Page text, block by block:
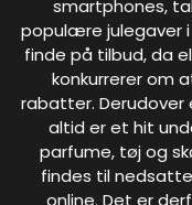
smartphones,
populære julegaver
finde på tilbud, da
konkurrerer om
rabatter. Derudover
altid er et hit
parfume, tøj og
findes til
online. Det er